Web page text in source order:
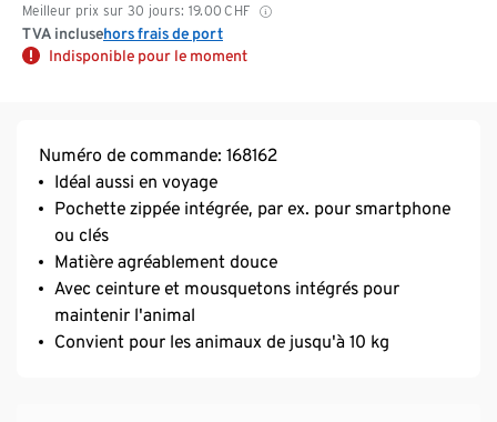
Meilleur prix sur 30 jours: 19.00 CHF
TVA inclusehors frais de port
Indisponible pour le moment
Numéro de commande: 168162
Idéal aussi en voyage
Pochette zippée intégrée, par ex. pour smartphone
ou clés
Matière agréablement douce
Avec ceinture et mousquetons intégrés pour
maintenir l'animal
Convient pour les animaux de jusqu'à 10 kg